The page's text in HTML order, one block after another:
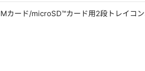
カード/microSD™カード用2段トレイコ